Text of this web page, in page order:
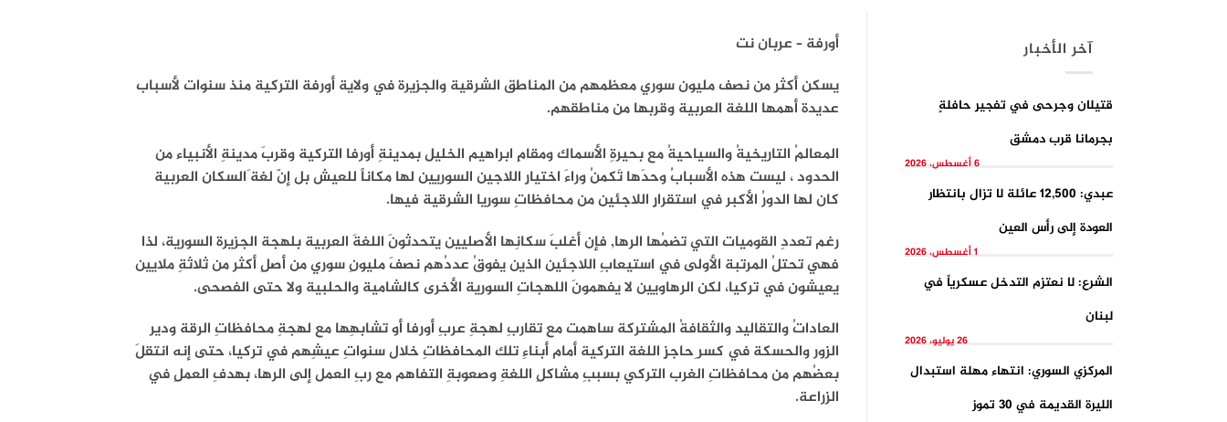
آخر الأخبار
قتيلان وجرحى في تفجيرِ حافلةٍ
بجرمانا قرب دمشق
6 أغسطس، 2026
عبدي: 12,500 عائلة لا تزال بانتظار
العودة إلى رأس العين
1 أغسطس، 2026
الشرع: لا نعتزم التدخل عسكرياً في
لبنان
26 يوليو، 2026
المركزي السوري: انتهاء مهلة استبدال
الليرة القديمة في 30 تموز
أورفة – عربان نت
يسكن أكثر من نصف مليون سوري معظمهم من المناطق الشرقية والجزيرة في ولاية أورفة التركية منذ سنوات لأسباب
عديدة أهمها اللغة العربية وقربها من مناطقهم.
المعالمُ التاريخيةُ والسياحيةُ مع بحيرةِ الأسماك ومقامِ ابراهيم الخليل بمدينةِ أورفا التركية وقربَ مدينةِ الأنبياء من
الحدود ، ليست هذه الأسبابُ وحدَها تَكمنُ وراءَ اختيارِ اللاجين السوريين لها مكاناً للعيش بل إنّ لغة َالسكان العربية
كان لها الدورُ الأكبر في استقرارِ اللاجئين من محافظاتِ سوريا الشرقية فيها.
رغم تعددِ القوميات التي تضمُها الرها, فإن أغلبَ سكانِها الأصليين يتحدثونَ اللغةَ العربية بلهجة الجزيرة السورية، لذا
فهي تحتلُ المرتبة الأولى في استيعابِ اللاجئين الذين يفوقُ عددُهم نصفَ مليونِ سوري من أصلِ أكثر من ثلاثةِ ملايين
يعيشون في تركيا، لكن الرهاويين لا يفهمونَ اللهجاتِ السورية الأخرى كالشامية والحلبية ولا حتى الفصحى.
العاداتُ والتقاليد والثقافةُ المشتركة ساهمت مع تقاربِ لهجةِ عربِ أورفا أو تشابهِها مع لهجةِ محافظاتِ الرقة ودير
الزور والحسكة في كسر ِحاجزِ اللغة التركية أمام أبناءِ تلك المحافظاتِ خلال سنواتِ عيشِهم في تركيا، حتى إنه انتقلَ
بعضُهم من محافظاتِ الغرب التركي بسببِ مشاكلِ اللغةِ وصعوبةِ التفاهم مع ربِ العمل إلى الرها، بهدفِ العملِ في
الزراعة.